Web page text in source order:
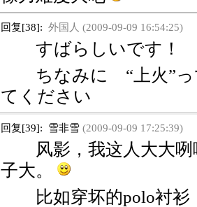
回复[38]: 外国人 (2009-09-09 16:54:25)
すばらしいです！
ちなみに “上火”っ
てください
回复[39]: 雪非雪(2009-09-09 17:25:39)
风影，我这人大大咧
子大。
比如穿坏的polo衬